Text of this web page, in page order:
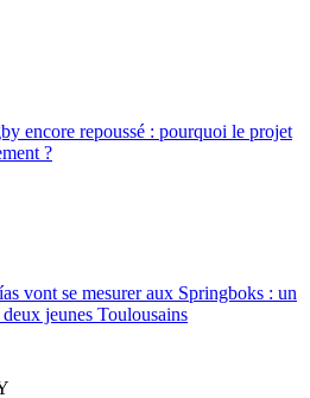
encore repoussé : pourquoi le projet
?
vont se mesurer aux Springboks : un
jeunes Toulousains